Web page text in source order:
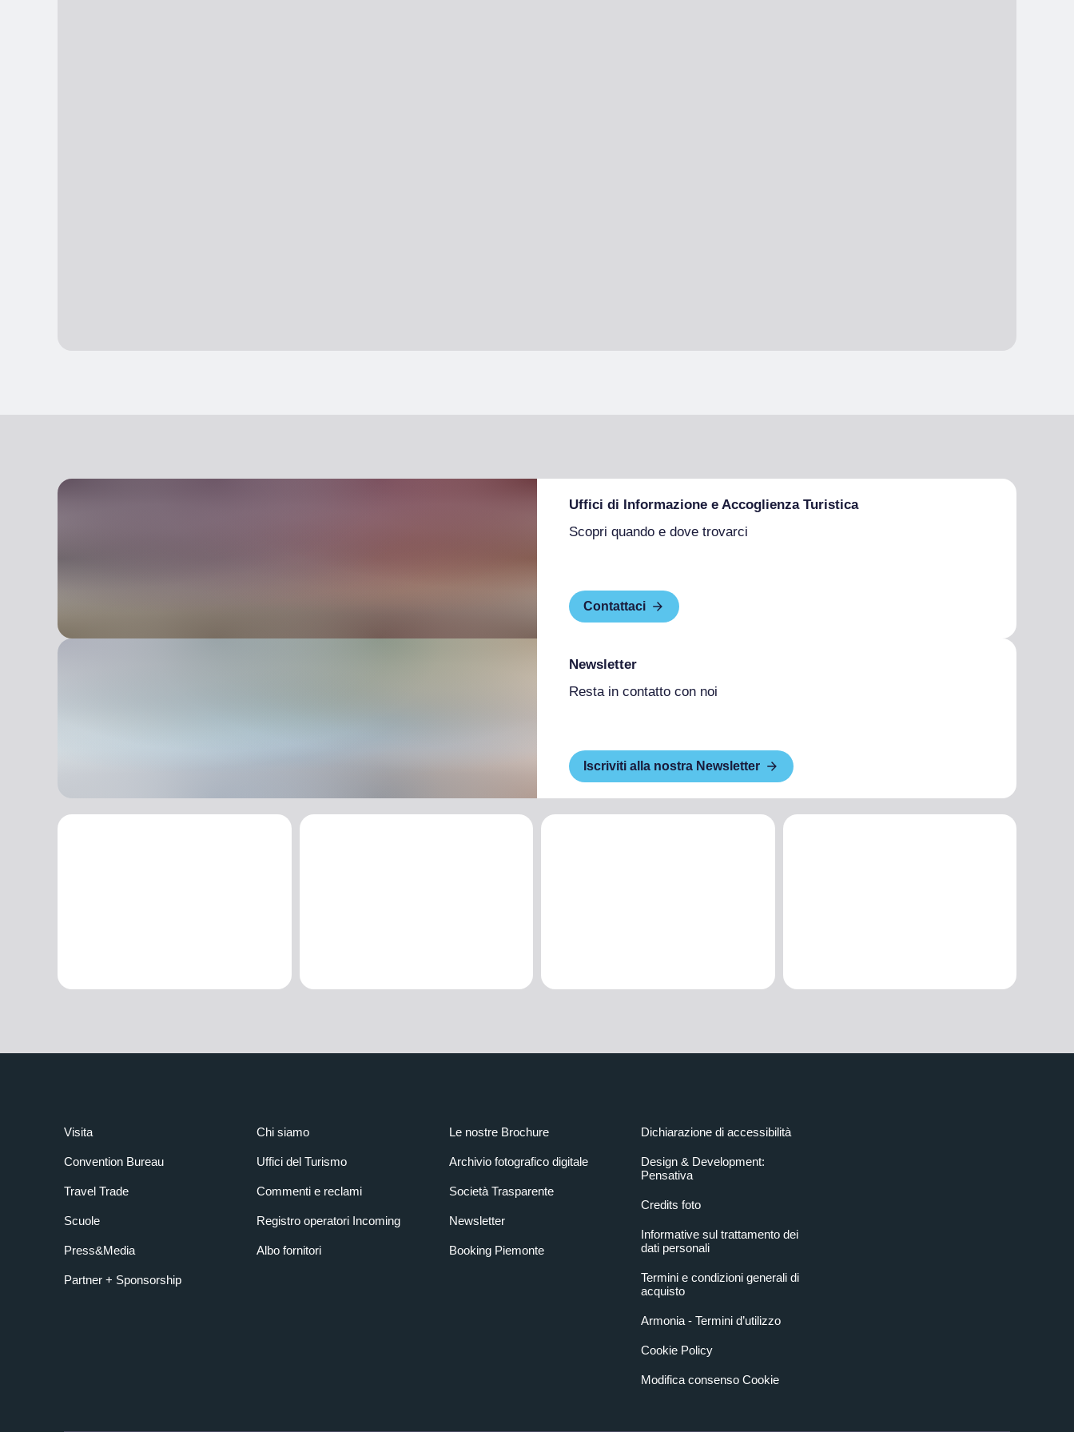
Uffici di Informazione e Accoglienza Turistica
Scopri quando e dove trovarci
Contattaci
Newsletter
Resta in contatto con noi
Iscriviti alla nostra Newsletter
Visita
Convention Bureau
Travel Trade
Scuole
Press&Media
Partner + Sponsorship
Chi siamo
Uffici del Turismo
Commenti e reclami
Registro operatori Incoming
Albo fornitori
Le nostre Brochure
Archivio fotografico digitale
Società Trasparente
Newsletter
Booking Piemonte
Dichiarazione di accessibilità
Design & Development:
Pensativa
Credits foto
Informative sul trattamento dei
dati personali
Termini e condizioni generali di
acquisto
Armonia - Termini d’utilizzo
Cookie Policy
Modifica consenso Cookie